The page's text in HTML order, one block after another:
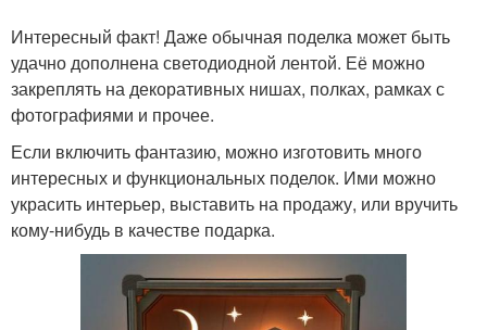
Интересный факт! Даже обычная поделка может быть
удачно дополнена светодиодной лентой. Её можно
закреплять на декоративных нишах, полках, рамках с
фотографиями и прочее.
Если включить фантазию, можно изготовить много
интересных и функциональных поделок. Ими можно
украсить интерьер, выставить на продажу, или вручить
кому-нибудь в качестве подарка.